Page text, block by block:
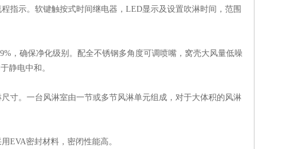
示。软键触按式时间继电器，LED显示及设置吹淋时间，范围
确保净化级别。配全不锈钢多角度可调喷嘴，窝壳大风量低噪
静电中和。
。一台风淋室由一节或多节风淋单元组成，对于大体积的风淋
密封材料，密闭性能高。